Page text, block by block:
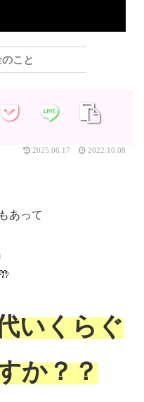
こと
2025.06.17 2022.10.08
あって
いくらぐ
か？？